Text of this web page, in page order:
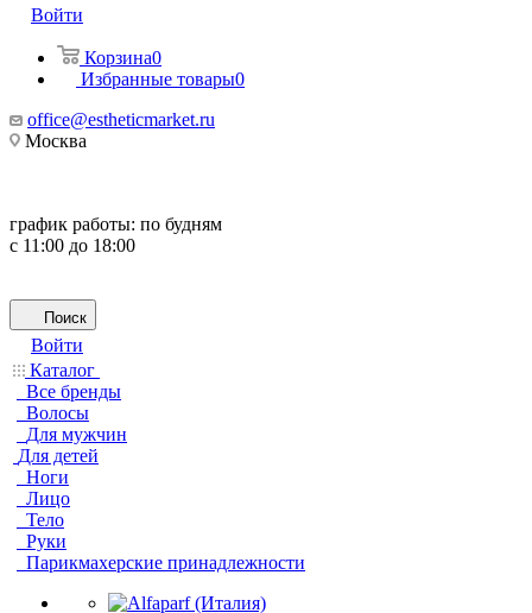
Войти
Корзина0
Избранные товары0
office@estheticmarket.ru
Москва
график работы: по будням
с 11:00 до 18:00
Поиск
Войти
Каталог
Все бренды
Волосы
Для мужчин
Для детей
Ноги
Лицо
Тело
Руки
Парикмахерские принадлежности